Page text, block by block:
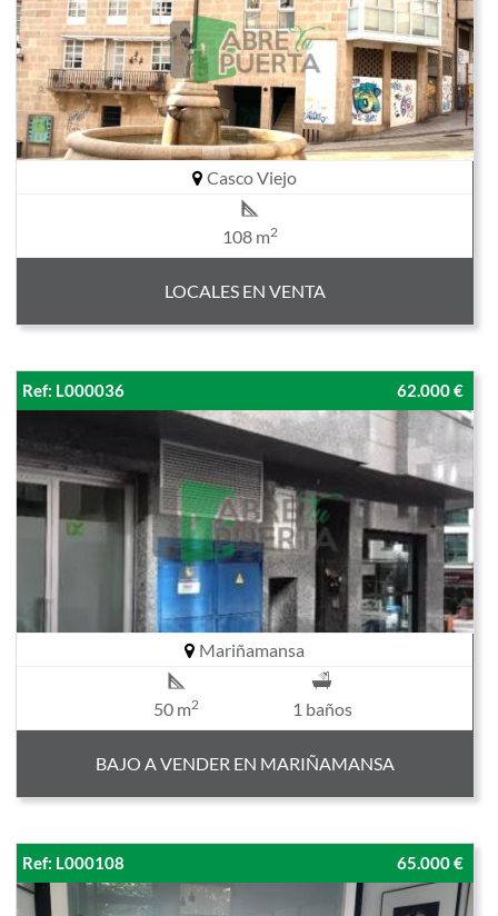
Casco Viejo
108 m2
LOCALES EN VENTA
Ref: L000036 62.000 €
Mariñamansa
50 m2 1 baños
BAJO A VENDER EN MARIÑAMANSA
Ref: L000108 65.000 €